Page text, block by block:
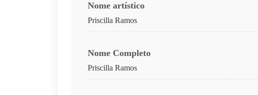
Nome artístico
Priscilla Ramos
Nome Completo
Priscilla Ramos